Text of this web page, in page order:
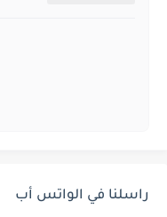
راسلنا في الواتس أب